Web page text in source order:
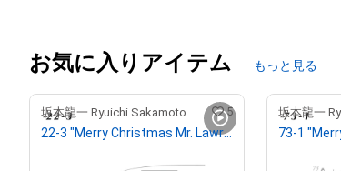
お気に入りアイテム もっと見る
坂本龍一 Ryuichi Sakamoto 5
22-3 "Merry Christmas Mr. Lawrence" Ryuichi Sakamoto 坂本 龍一
坂本龍一